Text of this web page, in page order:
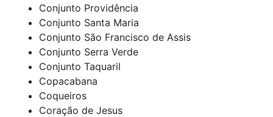
Conjunto Providência
Conjunto Santa Maria
Conjunto São Francisco de Assis
Conjunto Serra Verde
Conjunto Taquaril
Copacabana
Coqueiros
Coração de Jesus